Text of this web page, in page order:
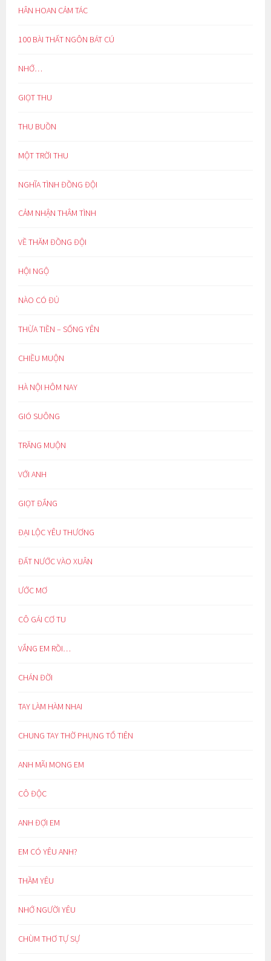
HÂN HOAN CẢM TÁC
100 BÀI THẤT NGÔN BÁT CÚ
NHỚ…
GIỌT THU
THU BUỒN
MỘT TRỜI THU
NGHĨA TÌNH ĐỒNG ĐỘI
CẢM NHẬN THÂM TÌNH
VỀ THĂM ĐỒNG ĐỘI
HỘI NGỘ
NÀO CÓ ĐỦ
THỪA TIỀN – SỐNG YÊN
CHIỀU MUỘN
HÀ NỘI HÔM NAY
GIÓ SUÔNG
TRĂNG MUỘN
VỚI ANH
GIỌT ĐẮNG
ĐẠI LỘC YÊU THƯƠNG
ĐẤT NƯỚC VÀO XUÂN
ƯỚC MƠ
CÔ GÁI CƠ TU
VẮNG EM RỒI…
CHÁN ĐỜI
TAY LÀM HÀM NHAI
CHUNG TAY THỜ PHỤNG TỔ TIÊN
ANH MÃI MONG EM
CÔ ĐỘC
ANH ĐỢI EM
EM CÓ YÊU ANH?
THẦM YÊU
NHỚ NGƯỜI YÊU
CHÙM THƠ TỰ SỰ